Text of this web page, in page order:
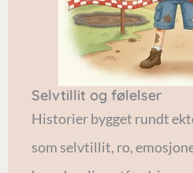
Selvtillit og følelser
Historier bygget rundt
som selvtillit, ro,